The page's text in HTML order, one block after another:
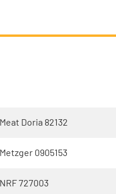
Meat Doria 82132
Metzger 0905153
NRF 727003